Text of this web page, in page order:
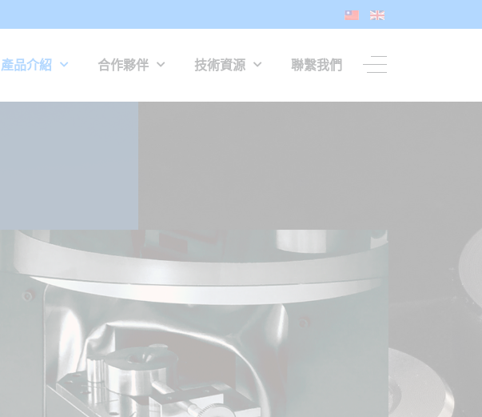
產品介紹 合作夥伴 技術資源 聯繫我們